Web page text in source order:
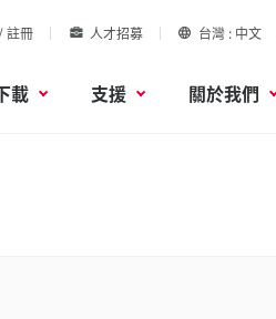
註冊 人才招募 台灣 中文
載 支援 關於我們